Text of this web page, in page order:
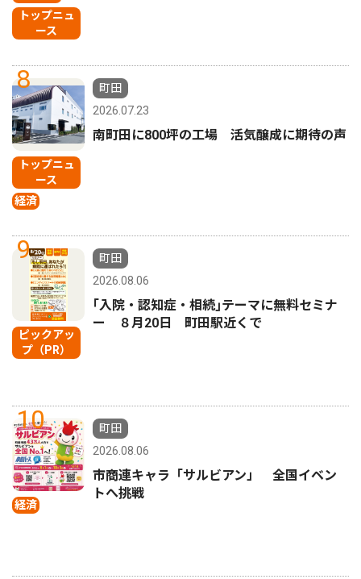
トップニュ
ース
8
トップニュ
ース
経済
町田
2026.07.23
南町田に800坪の工場 活気醸成に期待の声
9
ピックアッ
プ（PR）
町田
2026.08.06
｢入院・認知症・相続｣テーマに無料セミナ
ー ８月20日 町田駅近くで
10
経済
町田
2026.08.06
市商連キャラ「サルビアン」 全国イベン
トへ挑戦